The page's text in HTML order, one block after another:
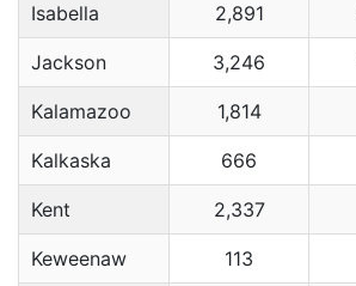
Isabella 2,891
Jackson 3,246
Kalamazoo 1,814
Kalkaska 666
Kent 2,337
Keweenaw 113